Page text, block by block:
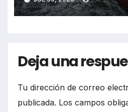
Deja una
Tu dirección de correo
publicada. Los campos